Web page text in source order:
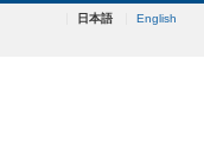
日本語
English